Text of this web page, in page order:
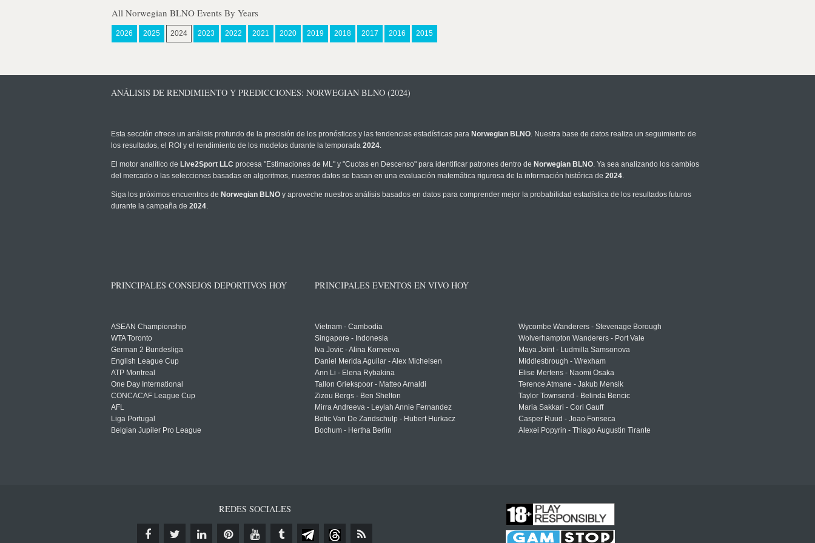
All Norwegian BLNO Events By Years
2026 2025 2024 2023 2022 2021 2020 2019 2018 2017 2016 2015
ANÁLISIS DE RENDIMIENTO Y PREDICCIONES: NORWEGIAN BLNO (2024)
Esta sección ofrece un análisis profundo de la precisión de los pronósticos y las tendencias estadísticas para Norwegian BLNO. Nuestra base de datos realiza un seguimiento de
los resultados, el ROI y el rendimiento de los modelos durante la temporada 2024.
El motor analítico de Live2Sport LLC procesa "Estimaciones de ML" y "Cuotas en Descenso" para identificar patrones dentro de Norwegian BLNO. Ya sea analizando los cambios
del mercado o las selecciones basadas en algoritmos, nuestros datos se basan en una evaluación matemática rigurosa de la información histórica de 2024.
Siga los próximos encuentros de Norwegian BLNO y aproveche nuestros análisis basados en datos para comprender mejor la probabilidad estadística de los resultados futuros
durante la campaña de 2024.
PRINCIPALES CONSEJOS DEPORTIVOS HOY
ASEAN Championship
WTA Toronto
German 2 Bundesliga
English League Cup
ATP Montreal
One Day International
CONCACAF League Cup
AFL
Liga Portugal
Belgian Jupiler Pro League
PRINCIPALES EVENTOS EN VIVO HOY
Vietnam - Cambodia
Singapore - Indonesia
Iva Jovic - Alina Korneeva
Daniel Merida Aguilar - Alex Michelsen
Ann Li - Elena Rybakina
Tallon Griekspoor - Matteo Arnaldi
Zizou Bergs - Ben Shelton
Mirra Andreeva - Leylah Annie Fernandez
Botic Van De Zandschulp - Hubert Hurkacz
Bochum - Hertha Berlin
Wycombe Wanderers - Stevenage Borough
Wolverhampton Wanderers - Port Vale
Maya Joint - Ludmilla Samsonova
Middlesbrough - Wrexham
Elise Mertens - Naomi Osaka
Terence Atmane - Jakub Mensik
Taylor Townsend - Belinda Bencic
Maria Sakkari - Cori Gauff
Casper Ruud - Joao Fonseca
Alexei Popyrin - Thiago Augustin Tirante
REDES SOCIALES